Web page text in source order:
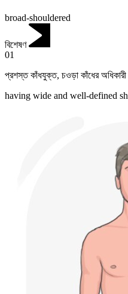
broad-shouldered
বিশেষণ
01
প্রশস্ত কাঁধযুক্ত, চওড়া কাঁধের অধিকারী
having wide and well-defined